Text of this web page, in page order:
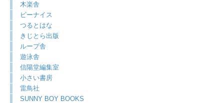
木楽舎
ビーナイス
つるとはな
きじとら出版
ループ舎
遊泳舎
信陽堂編集室
小さい書房
雷鳥社
SUNNY BOY BOOKS